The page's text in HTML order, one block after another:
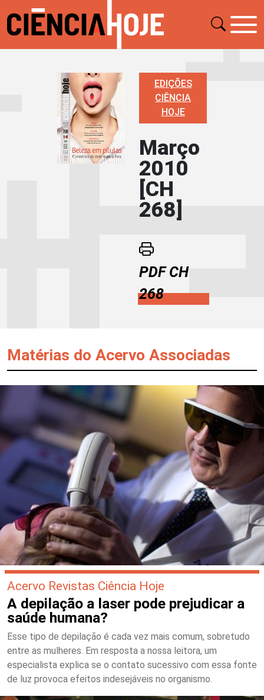
EDIÇÕES
CIÊNCIA
HOJE
Março
2010
[CH
268]
PDF CH
268
Matérias do Acervo Associadas
Acervo Revistas Ciência Hoje
A depilação a laser pode prejudicar a
saúde humana?
Esse tipo de depilação é cada vez mais comum, sobretudo
entre as mulheres. Em resposta a nossa leitora, um
especialista explica se o contato sucessivo com essa fonte
de luz provoca efeitos indesejáveis no organismo.